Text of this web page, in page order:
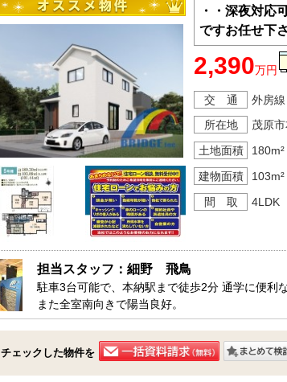
・・深夜対応
ですお任せ下さ
2,390万円
交 通 外房線
所在地
茂原
土地面積
180m²
建物面積
103m²
間 取
4LDK
担当スタッフ：細野　飛鳥
駐車3台可能で、本納駅まで徒歩2分 通学に便利
また全室南向きで陽当良好。
スッキリ片付くパントリー、玄関ホール収納も
是非、茂原市で新築一戸建をお探しの方はお気
お待ちしております。
チェックした物件を